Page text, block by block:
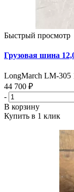
Быстрый просмотр
Грузовая шина
LongMarch LM-305
44 700 ₽
-
В корзину
Купить в 1 клик